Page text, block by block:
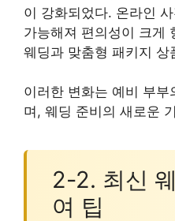
이 강화되었다. 온라인
가능해져 편의성이 크게
웨딩과 맞춤형 패키지 상
이러한 변화는 예비 부
며, 웨딩 준비의 새로운
2-2. 최신
여 팁